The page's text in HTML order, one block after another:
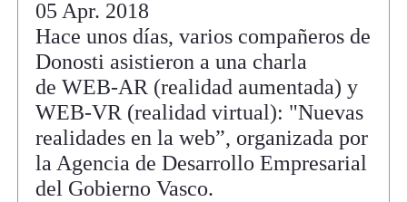
05 Apr. 2018
Hace unos días, varios compañeros de
Donosti asistieron a una charla
de WEB-AR (realidad aumentada) y
WEB-VR (realidad virtual): "Nuevas
realidades en la web”, organizada por
la Agencia de Desarrollo Empresarial
del Gobierno Vasco.